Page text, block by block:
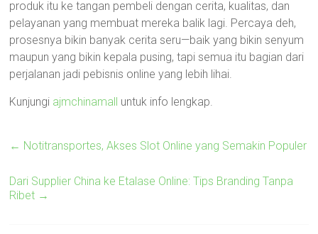
produk itu ke tangan pembeli dengan cerita, kualitas, dan
pelayanan yang membuat mereka balik lagi. Percaya deh,
prosesnya bikin banyak cerita seru—baik yang bikin senyum
maupun yang bikin kepala pusing, tapi semua itu bagian dari
perjalanan jadi pebisnis online yang lebih lihai.
Kunjungi ajmchinamall untuk info lengkap.
← Notitransportes, Akses Slot Online yang Semakin Populer
Dari Supplier China ke Etalase Online: Tips Branding Tanpa
Ribet →